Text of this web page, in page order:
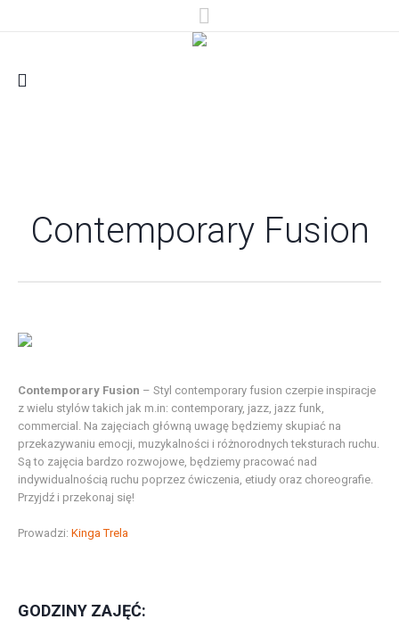
Contemporary Fusion
Contemporary Fusion – Styl contemporary fusion czerpie inspiracje
z wielu stylów takich jak m.in: contemporary, jazz, jazz funk,
commercial. Na zajęciach główną uwagę będziemy skupiać na
przekazywaniu emocji, muzykalności i różnorodnych teksturach ruchu.
Są to zajęcia bardzo rozwojowe, będziemy pracować nad
indywidualnością ruchu poprzez ćwiczenia, etiudy oraz choreografie.
Przyjdź i przekonaj się!
Prowadzi:Kinga Trela
GODZINY ZAJĘĆ: